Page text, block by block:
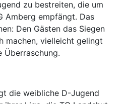
zu bestreiten, die um
Amberg empfängt. Das
Den Gästen das Siegen
machen, vielleicht gelingt
Überraschung.
die weibliche D-Jugend